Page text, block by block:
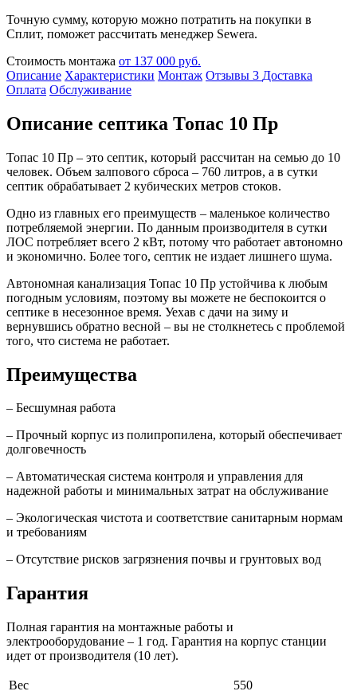
Точную сумму, которую можно потратить на покупки в
Сплит, поможет рассчитать менеджер Sewera.
Стоимость монтажа от 137 000 руб.
Описание Характеристики Монтаж Отзывы 3 Доставка
Оплата Обслуживание
Описание септика Топас 10 Пр
Топас 10 Пр – это септик, который рассчитан на семью до 10
человек. Объем залпового сброса – 760 литров, а в сутки
септик обрабатывает 2 кубических метров стоков.
Одно из главных его преимуществ – маленькое количество
потребляемой энергии. По данным производителя в сутки
ЛОС потребляет всего 2 кВт, потому что работает автономно
и экономично. Более того, септик не издает лишнего шума.
Автономная канализация Топас 10 Пр устойчива к любым
погодным условиям, поэтому вы можете не беспокоится о
септике в несезонное время. Уехав с дачи на зиму и
вернувшись обратно весной – вы не столкнетесь с проблемой
того, что система не работает.
Преимущества
– Бесшумная работа
– Прочный корпус из полипропилена, который обеспечивает
долговечность
– Автоматическая система контроля и управления для
надежной работы и минимальных затрат на обслуживание
– Экологическая чистота и соответствие санитарным нормам
и требованиям
– Отсутствие рисков загрязнения почвы и грунтовых вод
Гарантия
Полная гарантия на монтажные работы и
электрооборудование – 1 год. Гарантия на корпус станции
идет от производителя (10 лет).
Вес
550